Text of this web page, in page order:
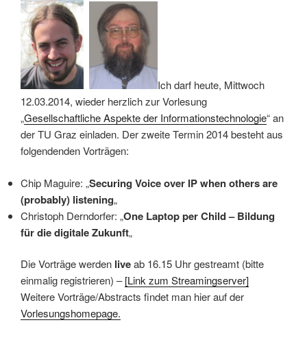
Ich darf heute, Mittwoch
12.03.2014, wieder herzlich zur Vorlesung
„Gesellschaftliche Aspekte der Informationstechnologie“ an
der TU Graz einladen. Der zweite Termin 2014 besteht aus
folgendenden Vorträgen:
Chip Maguire: „Securing Voice over IP when others are
(probably) listening„
Christoph Derndorfer: „One Laptop per Child – Bildung
für die digitale Zukunft„
Die Vorträge werden liveab 16.15 Uhr gestreamt (bitte
einmalig registrieren) –[Link zum Streamingserver]
Weitere Vorträge/Abstracts findet man hier auf der
Vorlesungshomepage.